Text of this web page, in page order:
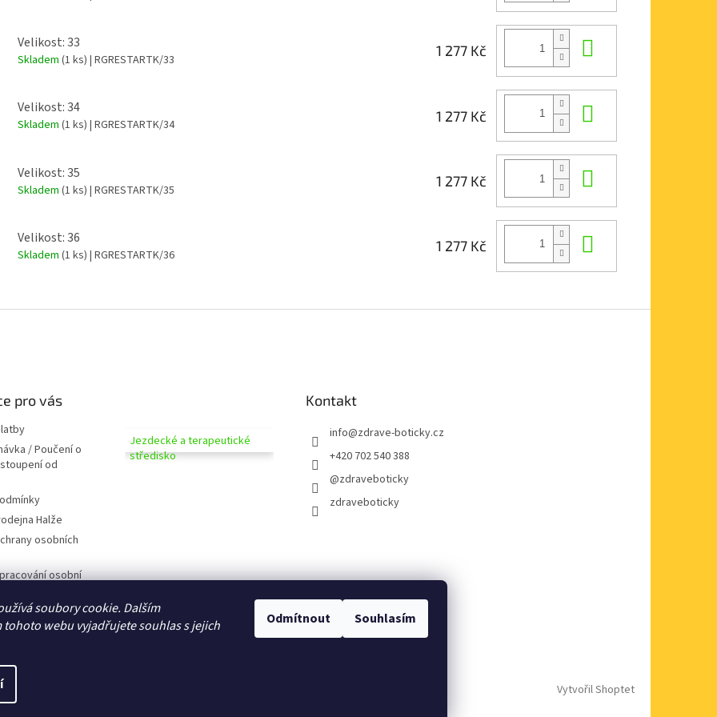
soubory cookie. Dalším
tohoto webu vyjadřujete souhlas s jejich
Odmítnout Souhlasím
Velikost: 33
Skladem (1 ks) | RGRESTARTK/33
1 277 Kč
Velikost: 34
Skladem (1 ks) | RGRESTARTK/34
1 277 Kč
Velikost: 35
Skladem (1 ks) | RGRESTARTK/35
1 277 Kč
Velikost: 36
Skladem (1 ks) | RGRESTARTK/36
1 277 Kč
pro vás
/ Poučení o
od
Halže
osobních
osobní
Jezdecké a terapeutické
středisko
Kontakt
info@zdrave-boticky.cz
+420 702 540 388
@zdraveboticky
zdraveboticky
Vytvořil Shoptet